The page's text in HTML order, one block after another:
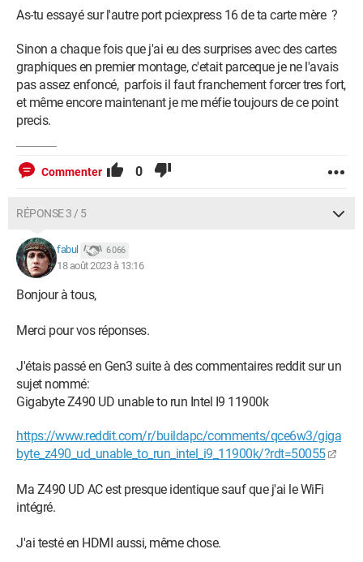
As-tu essayé sur l'autre port pciexpress 16 de ta carte mère ?
Sinon a chaque fois que j'ai eu des surprises avec des cartes
graphiques en premier montage, c'etait parceque je ne l'avais
pas assez enfoncé, parfois il faut franchement forcer tres fort,
et même encore maintenant je me méfie toujours de ce point
precis.
Commenter 0
RÉPONSE 3 / 5
fabul 6 066
18 août 2023 à 13:16
Bonjour à tous,
Merci pour vos réponses.
J'étais passé en Gen3 suite à des commentaires reddit sur un
sujet nommé:
Gigabyte Z490 UD unable to run Intel I9 11900k
https://www.reddit.com/r/buildapc/comments/qce6w3/giga
byte_z490_ud_unable_to_run_intel_i9_11900k/?rdt=50055
Ma Z490 UD AC est presque identique sauf que j'ai le WiFi
intégré.
J'ai testé en HDMI aussi, même chose.